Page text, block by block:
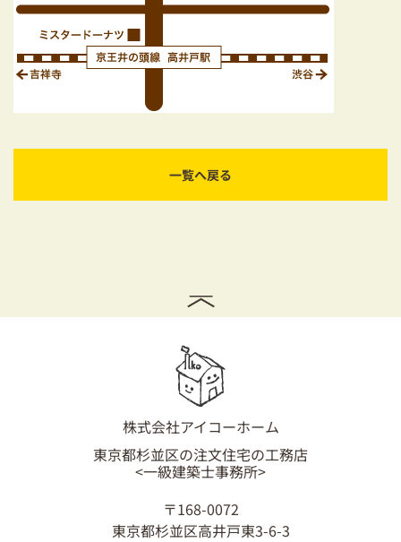
一覧へ戻る
株式会社アイコーホーム
東京都杉並区の注文住宅の工務店
<一級建築士事務所>
〒168-0072
東京都杉並区高井戸東3-6-3